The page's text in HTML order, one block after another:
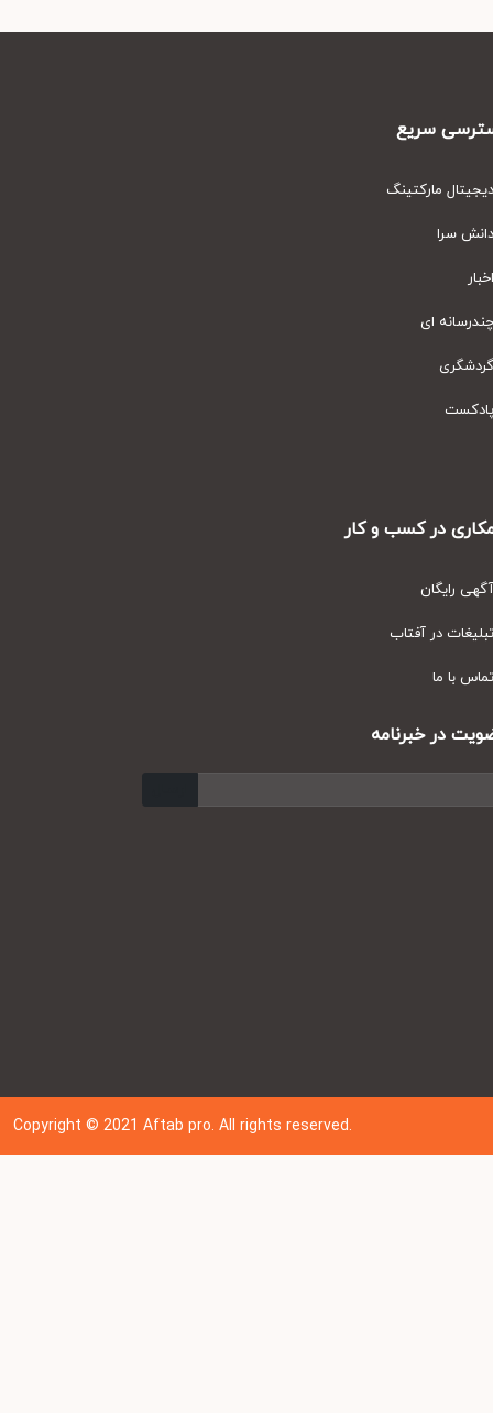
سریع
مارکتینگ
سرا
ای
در کسب و کار
رایگان
در آفتاب
با ما
در خبرنامه
Copyright © 202 1Aftab pro. All rights reserved.